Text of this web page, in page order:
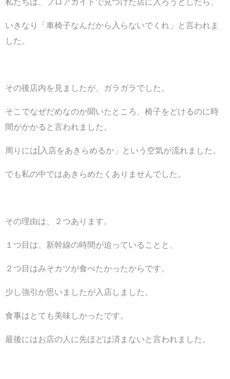
いきなり「車椅子なんだから入らないでくれ」と言われま
した。
その後店内を見ましたが、ガラガラでした。
そこでなぜだめなのか聞いたところ、椅子をどけるのに時
間がかかると言われました。
周りには[入店をあきらめるか」という空気が流れました。
でも私の中ではあきらめたくありませんでした。
その理由は、２つあります。
１つ目は、新幹線の時間が迫っていることと、
２つ目はみそカツが食べたかったからです。
少し強引か思いましたが入店しました。
食事はとても美味しかったです。
最後にはお店の人に先ほどは済まないと言われました。